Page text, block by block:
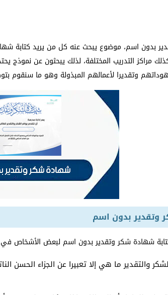
بدون اسم، موضوع يبحث عنه كل من يريد كتابة
مراكز التدريب المختلفة، لذلك يبحثون عن نموذج
وتقديرا لأعمالهم المبذولة وهو ما سنقوم
بدون اسم
كتابة شهادة شكر وتقدير بدون اسم لبعض الأشخاص
والتقدير ما هي إلا تعبيرا عن الجزاء الحسن